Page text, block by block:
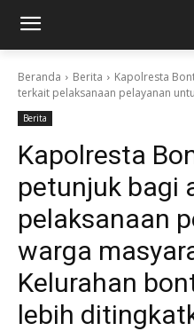
Beranda Berita
Kapolresta
terkait pelaksanaan pelayanan
Berita
Kapolresta
petunjuk bagi
pelaksanaan
warga
Kelurahan
lebih